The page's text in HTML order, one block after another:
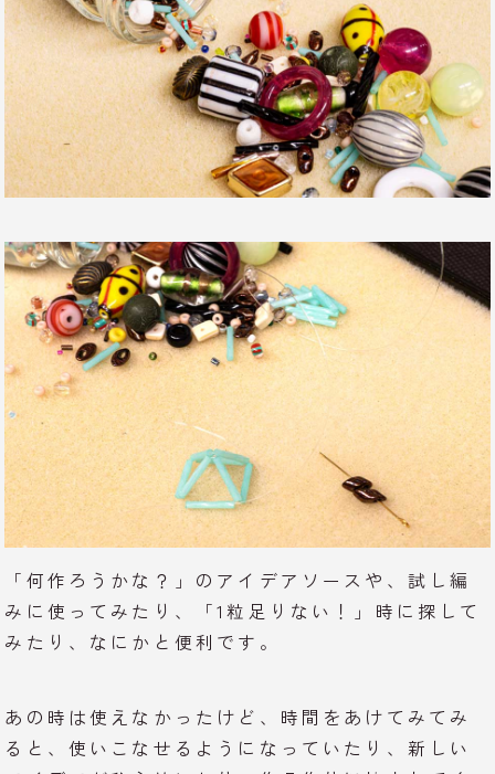
「何作ろうかな？」のアイデアソースや、試し編
みに使ってみたり、「1粒足りない！」時に探して
みたり、なにかと便利です。
あの時は使えなかったけど、時間をあけてみてみ
ると、使いこなせるようになっていたり、新しい